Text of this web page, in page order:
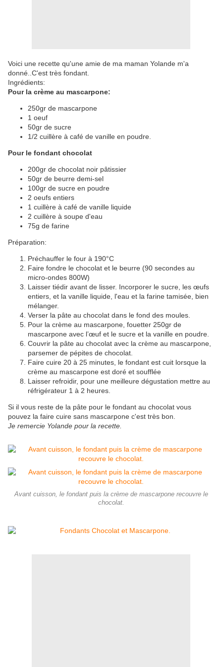
Voici une recette qu'une amie de ma maman Yolande m'a
donné..C'est très fondant.
Ingrédients:
Pour la crème au mascarpone:
250gr de mascarpone
1 oeuf
50gr de sucre
1/2 cuillère à café de vanille en poudre.
Pour le fondant chocolat
200gr de chocolat noir pâtissier
50gr de beurre demi-sel
100gr de sucre en poudre
2 oeufs entiers
1 cuillère à café de vanille liquide
2 cuillère à soupe d'eau
75g de farine
Préparation:
Préchauffer le four à 190°C
Faire fondre le chocolat et le beurre (90 secondes au
micro-ondes 800W)
Laisser tiédir avant de lisser. Incorporer le sucre, les œufs
entiers, et la vanille liquide, l'eau et la farine tamisée, bien
mélanger.
Verser la pâte au chocolat dans le fond des moules.
Pour la crème au mascarpone, fouetter 250gr de
mascarpone avec l’œuf et le sucre et la vanille en poudre.
Couvrir la pâte au chocolat avec la crème au mascarpone,
parsemer de pépites de chocolat.
Faire cuire 20 à 25 minutes, le fondant est cuit lorsque la
crème au mascarpone est doré et soufflée
Laisser refroidir, pour une meilleure dégustation mettre au
réfrigérateur 1 à 2 heures.
Si il vous reste de la pâte pour le fondant au chocolat vous
pouvez la faire cuire sans mascarpone c'est très bon.
Je remercie Yolande pour la recette.
Avant cuisson, le fondant puis la crème de mascarpone recouvre le
chocolat.